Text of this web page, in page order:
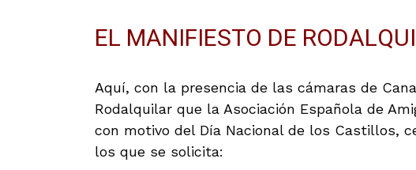
EL MANIFIESTO DE
Aquí, con la presencia de las cámaras de
Rodalquilar que la Asociación Española de
con motivo del Día Nacional de los Castillos,
los que se solicita: